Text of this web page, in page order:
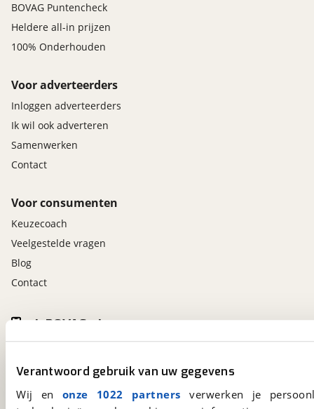
Verantwoord gebruik van uw gegevens
Wij en onze 1022 partners verwerken je
BOVAG Puntencheck
Heldere all-in prijzen
100% Onderhouden
Voor adverteerders
Inloggen adverteerders
Ik wil ook adverteren
Samenwerken
Contact
Voor consumenten
Keuzecoach
Veelgestelde vragen
Blog
Contact
viaBOVAG.nl app